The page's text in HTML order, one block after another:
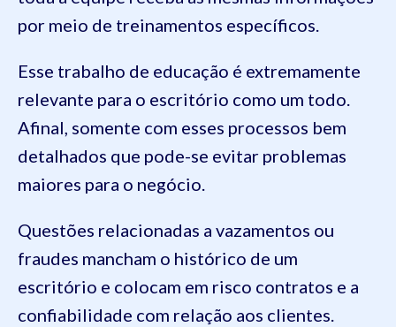
por meio de treinamentos específicos.
Esse trabalho de educação é extremamente
relevante para o escritório como um todo.
Afinal, somente com esses processos bem
detalhados que pode-se evitar problemas
maiores para o negócio.
Questões relacionadas a vazamentos ou
fraudes mancham o histórico de um
escritório e colocam em risco contratos e a
confiabilidade com relação aos clientes.